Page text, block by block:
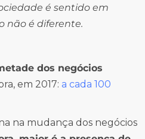
é sentido em
não é diferente.
dos negócios
em 2017: a cada 100
na mudança dos negócios